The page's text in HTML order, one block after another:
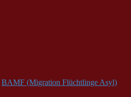
BAMF (Migration Flüchtlinge Asyl)